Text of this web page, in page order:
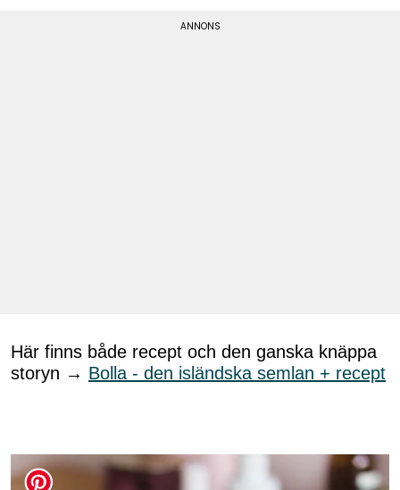
Här finns både recept och den ganska knäppa
storyn → Bolla - den isländska semlan + recept